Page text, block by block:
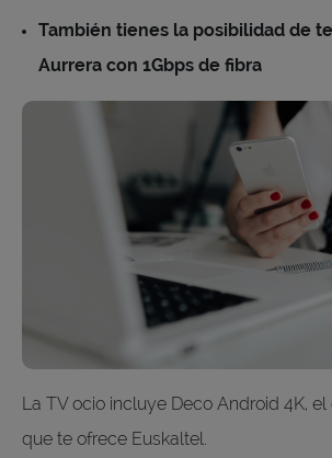
También tienes la posibilidad de
Aurrera con 1Gbps de fibra
La TV ocio incluye Deco Android 4K,
que te ofrece Euskaltel.